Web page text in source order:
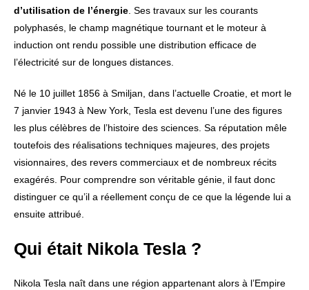
d’utilisation de l’énergie. Ses travaux sur les courants
polyphasés, le champ magnétique tournant et le moteur à
induction ont rendu possible une distribution efficace de
l’électricité sur de longues distances.
Né le 10 juillet 1856 à Smiljan, dans l’actuelle Croatie, et mort le
7 janvier 1943 à New York, Tesla est devenu l’une des figures
les plus célèbres de l’histoire des sciences. Sa réputation mêle
toutefois des réalisations techniques majeures, des projets
visionnaires, des revers commerciaux et de nombreux récits
exagérés. Pour comprendre son véritable génie, il faut donc
distinguer ce qu’il a réellement conçu de ce que la légende lui a
ensuite attribué.
Qui était Nikola Tesla ?
Nikola Tesla naît dans une région appartenant alors à l’Empire